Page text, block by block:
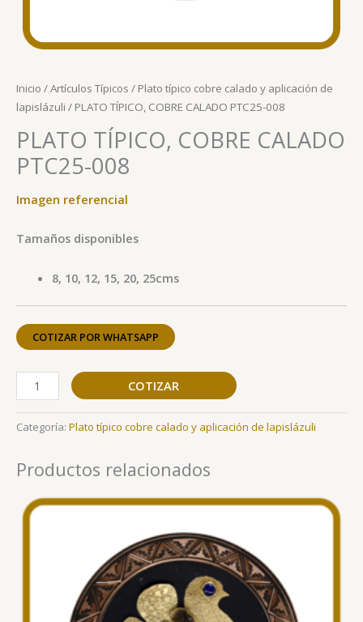
Inicio /Artículos Típicos / Plato típico cobre calado y aplicación de
lapislázuli / PLATO TÍPICO, COBRE CALADO PTC25-008
PLATO TÍPICO, COBRE CALADO
PTC25-008
Imagen referencial
Tamaños disponibles
8, 10, 12, 15, 20, 25cms
COTIZAR POR WHATSAPP
COTIZAR
Categoría: Plato típico cobre calado y aplicación de lapislázuli
Productos relacionados